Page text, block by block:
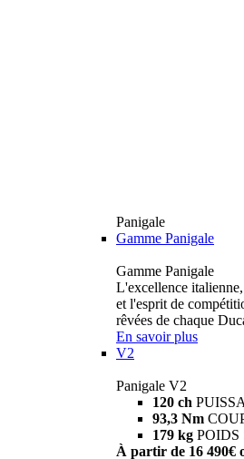
Panigale
Gamme Panigale
Gamme Panigale
L'excellence
et l'esprit de
rêvées de chaque
En savoir plus
V2
Panigale V2
120 ch
93,3 Nm
179 kg
À partir de 16 490€